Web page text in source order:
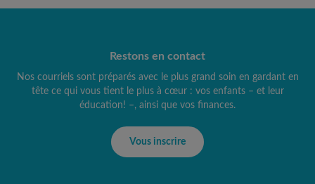
Restons en contact
Nos courriels sont préparés avec le plus grand soin en gardant en
tête ce qui vous tient le plus à cœur : vos enfants – et leur
éducation! –, ainsi que vos finances.
Vous inscrire